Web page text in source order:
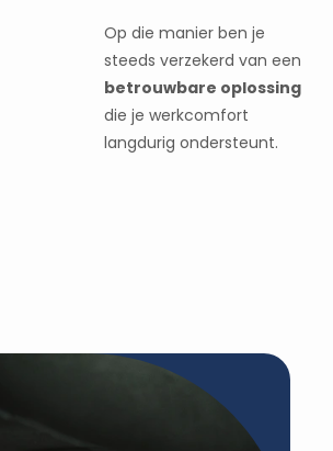
Op die manier ben je
steeds verzekerd van een
betrouwbare oplossing
die je werkcomfort
langdurig ondersteunt.